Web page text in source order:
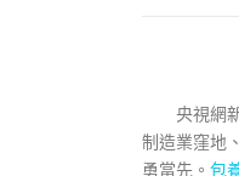
央視網
制造業窪地
勇當先。 包